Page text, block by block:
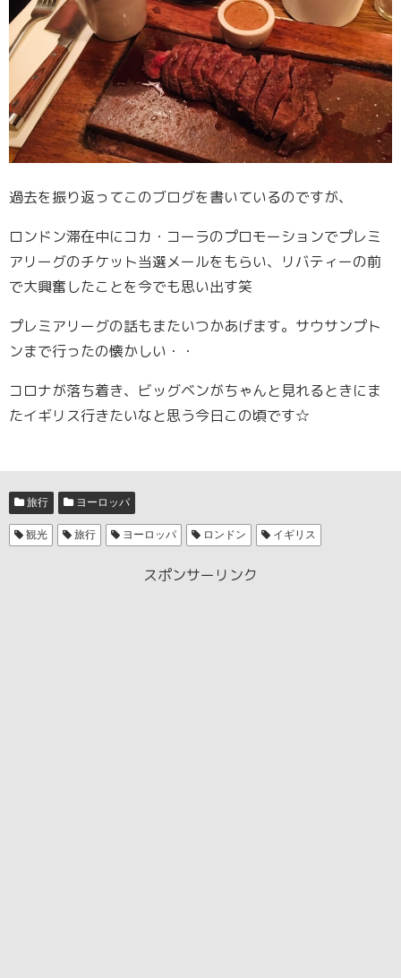
過去を振り返ってこのブログを書いているのですが、
ロンドン滞在中にコカ・コーラのプロモーションでプレミ
アリーグのチケット当選メールをもらい、リバティーの前
で大興奮したことを今でも思い出す笑
プレミアリーグの話もまたいつかあげます。サウサンプト
ンまで行ったの懐かしい・・
コロナが落ち着き、ビッグベンがちゃんと見れるときにま
たイギリス行きたいなと思う今日この頃です☆
旅行 ヨーロッパ
観光 旅行 ヨーロッパ ロンドン イギリス
スポンサーリンク